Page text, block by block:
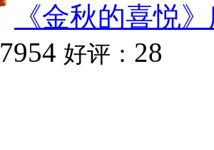
《金秋的喜悦
7954 好评： 28